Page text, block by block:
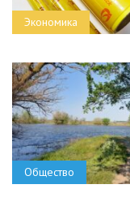
Экономика
Общество